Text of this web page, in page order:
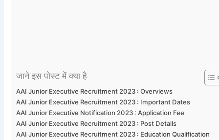
जाने इस पोस्ट में क्या है
AAI Junior Executive Recruitment 2023 : Overviews
AAI Junior Executive Recruitment 2023 : Important Dates
AAI Junior Executive Notification 2023 : Application Fee
AAI Junior Executive Recruitment 2023 : Post Details
AAI Junior Executive Recruitment 2023 : Education Qualification